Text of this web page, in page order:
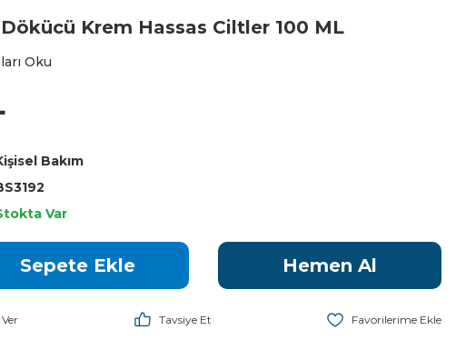
Krem Hassas Ciltler 100 ML
Oku
Bakım
Var
Sepete Ekle Hemen Al
Tavsiye Et